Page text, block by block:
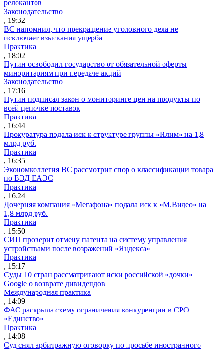
релокантов
Законодательство
, 19:32
ВС напомнил, что прекращение уголовного дела не
исключает взыскания ущерба
Практика
, 18:02
Путин освободил государство от обязательной оферты
миноритариям при передаче акций
Законодательство
, 17:16
Путин подписал закон о мониторинге цен на продукты по
всей цепочке поставок
Практика
, 16:44
Прокуратура подала иск к структуре группы «Илим» на 1,8
млрд руб.
Практика
, 16:35
Экономколлегия ВС рассмотрит спор о классификации товара
по ВЭД ЕАЭС
Практика
, 16:24
Дочерняя компания «Мегафона» подала иск к «М.Видео» на
1,8 млрд руб.
Практика
, 15:50
СИП проверит отмену патента на систему управления
устройствами после возражений «Яндекса»
Практика
, 15:17
Суды 10 стран рассматривают иски российской «дочки»
Google о возврате дивидендов
Международная практика
, 14:09
ФАС раскрыла схему ограничения конкуренции в СРО
«Единство»
Практика
, 14:08
Суд снял арбитражную оговорку по просьбе иностранного